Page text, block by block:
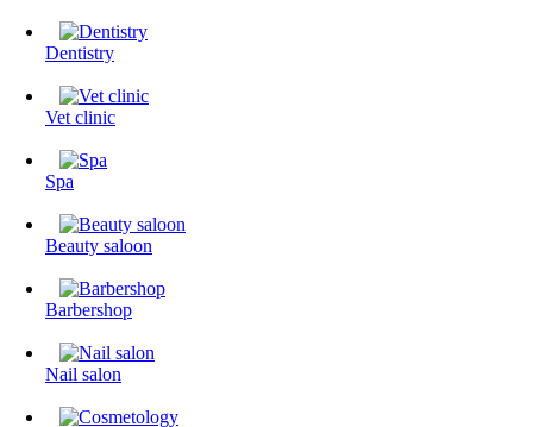
Dentistry
Vet clinic
Spa
Beauty saloon
Barbershop
Nail salon